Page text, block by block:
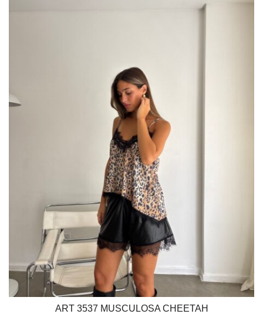
ART 3537 MUSCULOSA CHEETAH